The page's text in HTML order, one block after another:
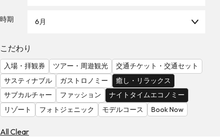
を
見
る
時期 6月
こだわり
入場・拝観券 ツアー・周遊観光
交通チケット・交通セット
サスティナブル
ガストロノミー
癒し・リラックス
サブカルチャー
ファッション
ナイトタイムエコノミー
リゾート
フォトジェニック モデルコース Book Now
All Clear